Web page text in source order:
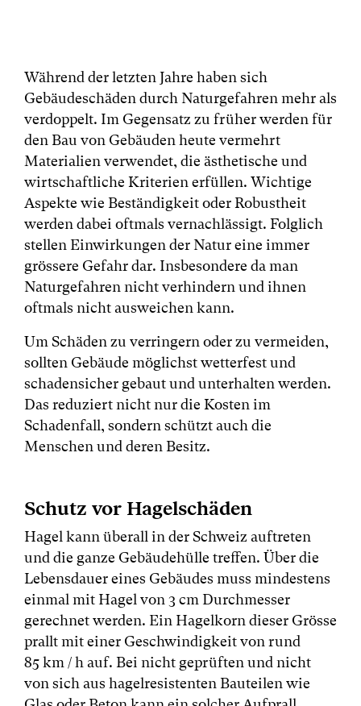
Während der letzten Jahre haben sich
Gebäudeschäden durch Naturgefahren mehr als
verdoppelt. Im Gegensatz zu früher werden für
den Bau von Gebäuden heute vermehrt
Materialien verwendet, die ästhetische und
wirtschaftliche Kriterien erfüllen. Wichtige
Aspekte wie Beständigkeit oder Robustheit
werden dabei oftmals vernachlässigt. Folglich
stellen Einwirkungen der Natur eine immer
grössere Gefahr dar. Insbesondere da man
Naturgefahren nicht verhindern und ihnen
oftmals nicht ausweichen kann.
Um Schäden zu verringern oder zu vermeiden,
sollten Gebäude möglichst wetterfest und
schadensicher gebaut und unterhalten werden.
Das reduziert nicht nur die Kosten im
Schadenfall, sondern schützt auch die
Menschen und deren Besitz.
Schutz vor Hagelschäden
Hagel kann überall in der Schweiz auftreten
und die ganze Gebäudehülle treffen. Über die
Lebensdauer eines Gebäudes muss mindestens
einmal mit Hagel von 3 cm Durchmesser
gerechnet werden. Ein Hagelkorn dieser Grösse
prallt mit einer Geschwindigkeit von rund
85 km / h auf. Bei nicht geprüften und nicht
von sich aus hagelresistenten Bauteilen wie